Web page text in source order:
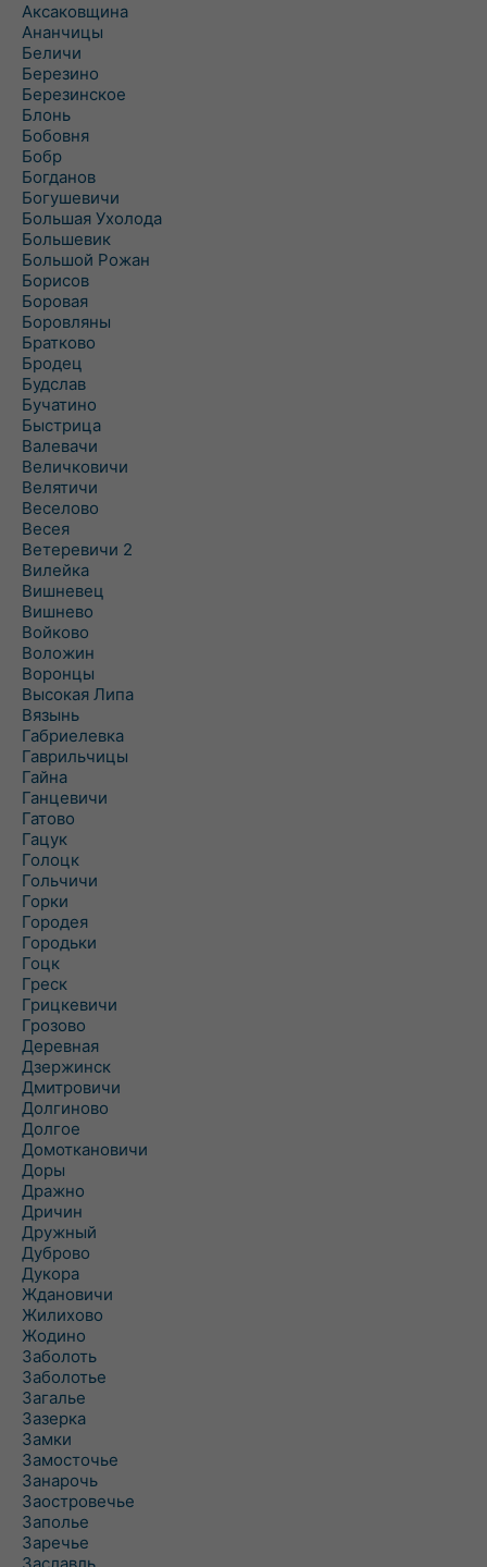
Аксаковщина
Ананчицы
Беличи
Березино
Березинское
Блонь
Бобовня
Бобр
Богданов
Богушевичи
Большая Ухолода
Большевик
Большой Рожан
Борисов
Боровая
Боровляны
Братково
Бродец
Будслав
Бучатино
Быстрица
Валевачи
Величковичи
Велятичи
Веселово
Весея
Ветеревичи 2
Вилейка
Вишневец
Вишнево
Войково
Воложин
Воронцы
Высокая Липа
Вязынь
Габриелевка
Гаврильчицы
Гайна
Ганцевичи
Гатово
Гацук
Голоцк
Гольчичи
Горки
Городея
Городьки
Гоцк
Греск
Грицкевичи
Грозово
Деревная
Дзержинск
Дмитровичи
Долгиново
Долгое
Домоткановичи
Доры
Дражно
Дричин
Дружный
Дуброво
Дукора
Ждановичи
Жилихово
Жодино
Заболоть
Заболотье
Загалье
Зазерка
Замки
Замосточье
Занарочь
Заостровечье
Заполье
Заречье